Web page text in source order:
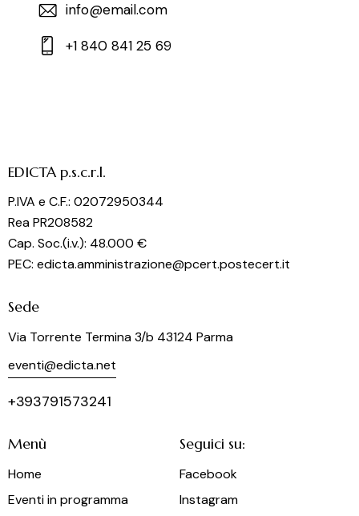
info@email.com
+1 840 841 25 69
EDICTA p.s.c.r.l.
P.IVA e C.F.: 02072950344
Rea PR208582
Cap. Soc.(i.v.): 48.000 €
PEC: edicta.amministrazione@pcert.postecert.it
Sede
Via Torrente Termina 3/b 43124 Parma
eventi@edicta.net
+393791573241
Menù
Home
Eventi in programma
Seguici su:
Facebook
Instagram